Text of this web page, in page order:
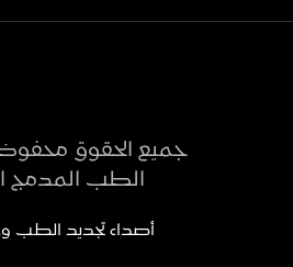
جميع الحقوق محفوظة ©
الطب المدمج
أصداء تجديد الطب